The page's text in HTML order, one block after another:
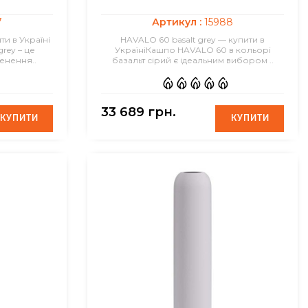
в Україні
– це
КУПИТИ
КУПИТИ
Артикул : 15988
HAVALO 60 basalt grey — купити в
УкраїніКашпо HAVALO 60 в кольорі
базальт сірий є ідеальним вибором ..
33 689 грн. КУПИТИ
КУПИТИ